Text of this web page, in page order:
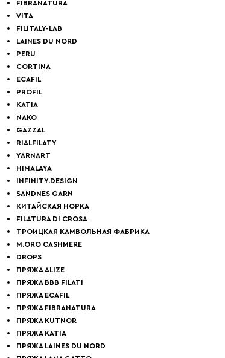
FIBRANATURA
VITA
FILITALY-LAB
LAINES DU NORD
PERU
CORTINA
ECAFIL
PROFIL
KATIA
NAKO
GAZZAL
RIALFILATY
YARNART
HIMALAYA
INFINITY.DESIGN
SANDNES GARN
КИТАЙСКАЯ НОРКА
FILATURA DI СROSA
ТРОИЦКАЯ КАМВОЛЬНАЯ ФАБРИКА
M.ORO CASHMERE
DROPS
ПРЯЖА ALIZE
ПРЯЖА BBB FILATI
ПРЯЖА ECAFIL
ПРЯЖА FIBRANATURA
ПРЯЖА KUTNOR
ПРЯЖА KATIA
ПРЯЖА LAINES DU NORD